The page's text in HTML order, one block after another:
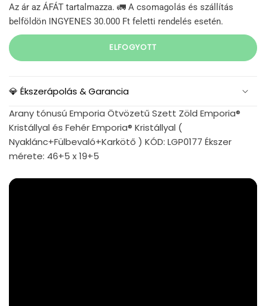
Az ár az ÁFÁT tartalmazza. 🚛 A csomagolás és szállítás
belföldön INGYENES 30.000 Ft feletti rendelés esetén.
ELFOGYOTT
💎 Ékszerápolás & Garancia
Arany tónusú Emporia Ötvözetű Szett Zöld Emporia®
Kristállyal és Fehér Emporia® Kristállyal (
Nyaklánc+Fülbevaló+Karkötő ) KÓD: LGP0177 Ékszer
mérete: 46+5 x 19+5